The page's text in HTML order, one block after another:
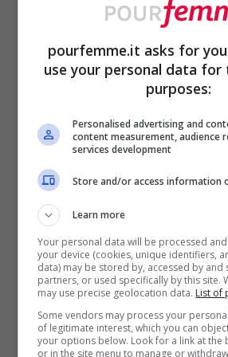
della prossima edizione
potrebbe esserci anche
delle protagoniste
. Il pubblico
show l’ha conosciuta nelle
corteggiatrice di Michele
il percorso sul trono del
avuto lieto fine poiché il
abbandonato il programma
adottato comportamenti
regolamento.
Stando alle prime voci,
pourfemme.it asks for
use your personal data
purposes:
Personalised advertising and
content measurement, audience
services development
Store and/or access information
Learn more
Your personal data will be processed
your device (cookies, unique identifiers,
data) may be stored by, accessed by and
partners, or used specifically by this site.
may use precise geolocation data. List of
Some vendors may process your
of legitimate interest, which you can
your options below. Look for a link at the
or in the site menu to manage or